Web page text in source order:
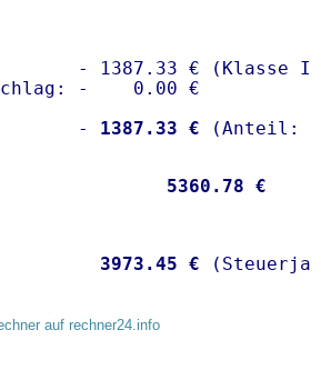
- 1387.33 € (Klasse I)
-    0.00 €
-
1387.33 €
5360.78 €
3973.45 €
auf rechner24.info